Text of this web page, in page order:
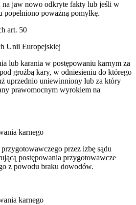
na jaw nowo odkryte fakty lub jeśli w
poważną pomyłkę.
art. 50
Unii Europejskiej
lub karania w postępowaniu karnym za
groźbą kary, w odniesieniu do którego
uprzednio uniewinniony lub za który
prawomocnym wyrokiem na
karnego
przez izbę sądu
postępowania przygotowawcze
z powodu braku dowodów.
karnego